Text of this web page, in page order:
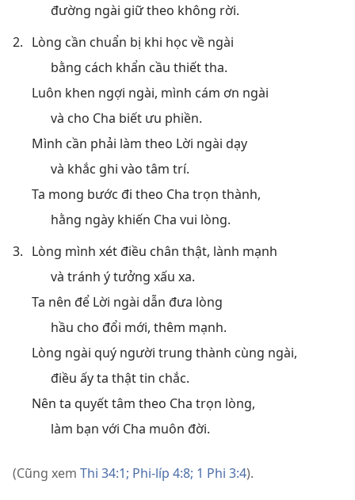
đường ngài giữ theo không rời.
2. Lòng cần chuẩn bị khi học về ngài
bằng cách khẩn cầu thiết tha.
Luôn khen ngợi ngài, mình cám ơn ngài
và cho Cha biết ưu phiền.
Mình cần phải làm theo Lời ngài dạy
và khắc ghi vào tâm trí.
Ta mong bước đi theo Cha trọn thành,
hằng ngày khiến Cha vui lòng.
3. Lòng mình xét điều chân thật, lành mạnh
và tránh ý tưởng xấu xa.
Ta nên để Lời ngài dẫn đưa lòng
hầu cho đổi mới, thêm mạnh.
Lòng ngài quý người trung thành cùng ngài,
điều ấy ta thật tin chắc.
Nên ta quyết tâm theo Cha trọn lòng,
làm bạn với Cha muôn đời.
(Cũng xem Thi 34:1; Phi-líp 4:8; 1 Phi 3:4).